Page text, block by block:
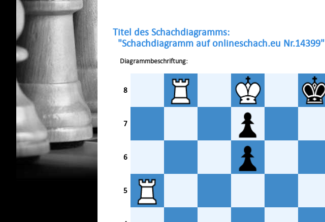
Titel des Schachdiagramms:
"Schachdiagramm auf onlineschach.eu Nr.14399"
Diagrammbeschriftung:
8
7
6
5